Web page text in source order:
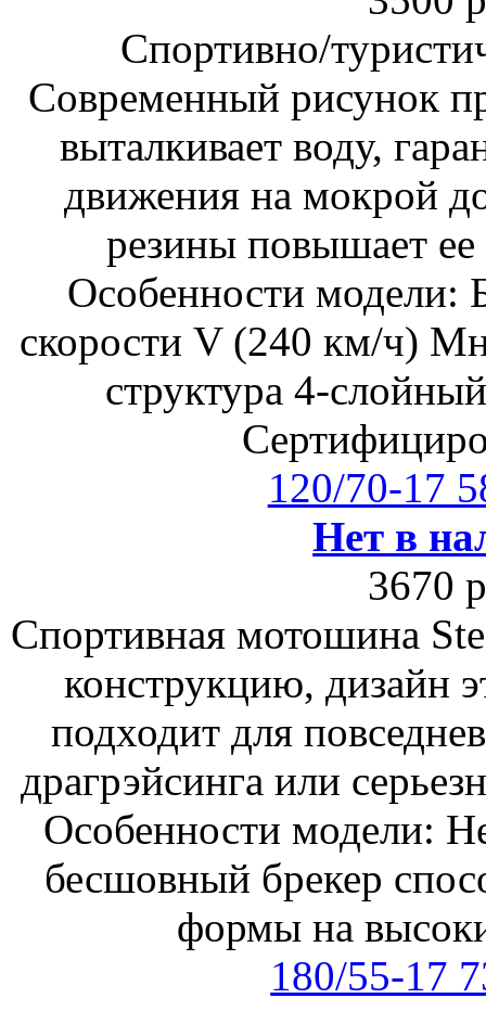
Спортивно/
Современный рисунок
выталкивает воду,
движения на мокрой
резины повышает ее
Особенности модели:
скорости V (240 км/ч)
структура 4-
120/70-17
Нет в
3670
Спортивная мотошина
конструкцию, дизайн
подходит для
драгрэйсинга или
Особенности модели:
бесшовный брекер
формы на
180/55-17